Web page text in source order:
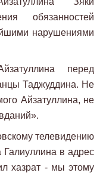
обязанностей
нарушениями
перед
Таджуддина. Не
Айзатуллина, не
телевидению
Галиуллина в адрес
хазрат - мы этому